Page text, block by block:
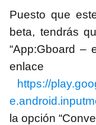
Puesto que
beta, tendrás
“App:Gboard –
enlace
https://
la opción